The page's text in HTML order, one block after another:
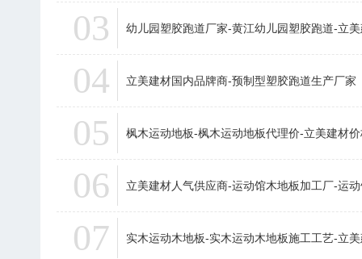
03 幼儿园塑胶跑道厂家-黄江幼儿园塑胶跑道-立
04 立美建材国内品牌商-预制型塑胶跑道生产厂家
05 枫木运动地板-枫木运动地板代理价-立美建材
06 立美建材人气供应商-运动馆木地板加工厂-运
07 实木运动木地板-实木运动木地板施工工艺-立